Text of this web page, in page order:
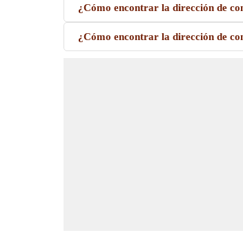
¿Cómo encontrar la dirección de
¿Cómo encontrar la dirección de